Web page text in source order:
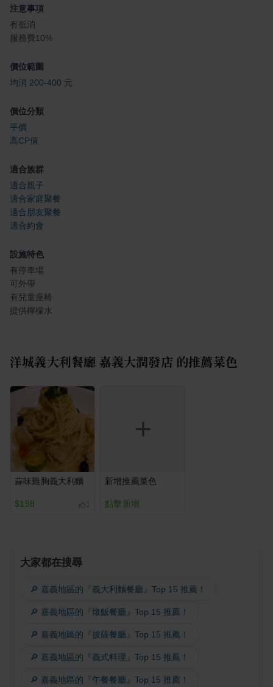
注意事項
有低消
服務費10%
價位範圍
均消 200-400 元
價位分類
平價
高CP值
適合族群
適合親子
適合家庭聚餐
適合朋友聚餐
適合約會
設施特色
有停車場
可外帶
有兒童座椅
提供檸檬水
洋城義大利餐廳 嘉義大潤發店的推薦菜色
蒜味雞胸義大利麵
$198
新增推薦菜色
點擊新增
大家都在搜尋
🔎 嘉義地區的『義大利麵餐廳』Top 15 推薦！
🔎 嘉義地區的『燉飯餐廳』Top 15 推薦！
🔎 嘉義地區的『披薩餐廳』Top 15 推薦！
🔎 嘉義地區的『義式料理』Top 15 推薦！
🔎 嘉義地區的『午餐餐廳』Top 15 推薦！